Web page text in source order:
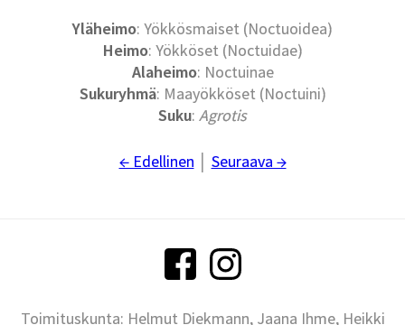
Yläheimo: Yökkösmaiset (Noctuoidea)
Heimo: Yökköset (Noctuidae)
Alaheimo: Noctuinae
Sukuryhmä: Maayökköset (Noctuini)
Suku: Agrotis
← Edellinen Seuraava →
Toimituskunta: Helmut Diekmann, Jaana Ihme, Heikki